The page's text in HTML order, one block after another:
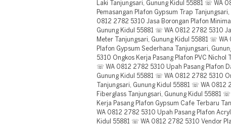
Laki Tanjungsari, Gunung Kidul 55881 ☏ WA
Pemasangan Plafon Gypsum Trap
0812 2782 5310 Jasa Borongan Plafon
Gunung Kidul 55881 ☏ WA 0812 2782 5310
Meter Tanjungsari, Gunung Kidul 55881 ☏
Plafon Gypsum Sederhana Tanjungsari,
5310 Ongkos Kerja Pasang Plafon PVC Nichol
☏ WA 0812 2782 5310 Upah Pasang Plafon
Gunung Kidul 55881 ☏ WA 0812 2782 5310
Tanjungsari, Gunung Kidul 55881 ☏ WA 0812
Fiberglass Tanjungsari, Gunung Kidul 55881
Kerja Pasang Plafon Gypsum Cafe Terbaru
WA 0812 2782 5310 Upah Pasang Plafon
Kidul 55881 ☏ WA 0812 2782 5310 Vendor